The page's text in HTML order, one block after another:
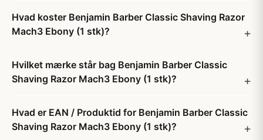
Hvad koster Benjamin Barber Classic Shaving Razor
Mach3 Ebony (1 stk)?
Hvilket mærke står bag Benjamin Barber Classic
Shaving Razor Mach3 Ebony (1 stk)?
Hvad er EAN / Produktid for Benjamin Barber Classic
Shaving Razor Mach3 Ebony (1 stk)?